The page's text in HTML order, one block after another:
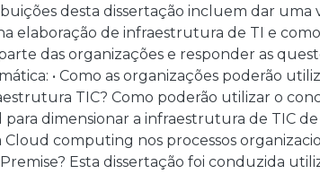
desta dissertação incluem dar uma
elaboração de infraestrutura de TI e
das organizações e responder as
• Como as organizações poderão
TIC? Como poderão utilizar o
dimensionar a infraestrutura de TIC de
Cloud computing nos processos
Esta dissertação foi conduzida